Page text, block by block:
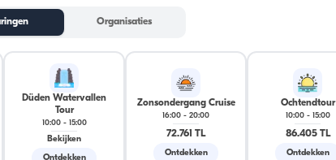
Organisaties
Düden Watervallen
Tour
10:00- 15:00
Bekijken
Ontdekken
Zonsondergang Cruise
16:00 - 20:00
72.761 TL
Ontdekken
Ochtendtour
10:00- 15:00
86.405 TL
Ontdekken